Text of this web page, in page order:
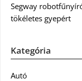
Segway
tökéletes gyepért
Kategória
Autó